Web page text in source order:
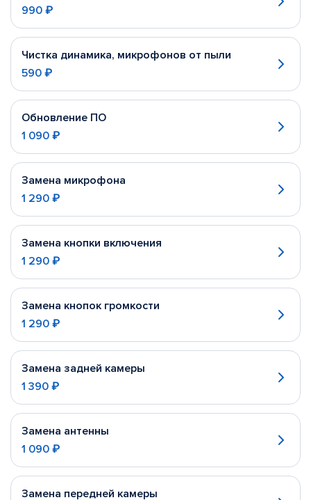
990 ₽
Чистка динамика, микрофонов от пыли
590 ₽
Обновление ПО
1 090 ₽
Замена микрофона
1 290 ₽
Замена кнопки включения
1 290 ₽
Замена кнопок громкости
1 290 ₽
Замена задней камеры
1 390 ₽
Замена антенны
1 090 ₽
Замена передней камеры